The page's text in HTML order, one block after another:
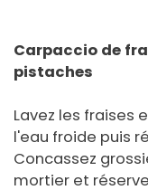
Carpaccio de
pistaches
Lavez les fraises
l'eau froide puis
Concassez
mortier et